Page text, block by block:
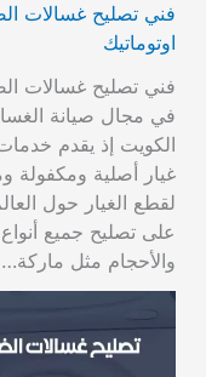
اوتوماتيك
فني تصليح غسالات
في مجال صيانة
الكويت إذ يقدم
غيار أصلية
لقطع الغيار حول
على تصليح جميع
والأحجام مثل ماركة…